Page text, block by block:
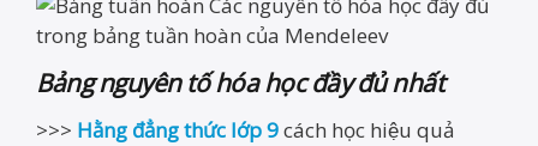
Bảng nguyên tố hóa học đầy đủ nhất
>>> Hằng đẳng thức lớp 9cách học hiệu quả